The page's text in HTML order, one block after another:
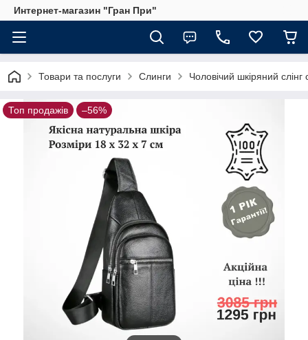
Интернет-магазин "Гран При"
Товари та послуги Слинги Чоловічий шкіряний
Топ продажів –56%